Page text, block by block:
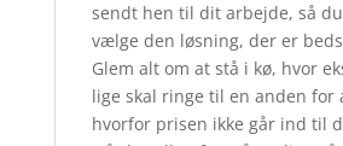
sendt hen til dit arbejde, så
vælge den løsning, der er
Glem alt om at stå i kø, hvor
lige skal ringe til en anden for
hvorfor prisen ikke går ind til